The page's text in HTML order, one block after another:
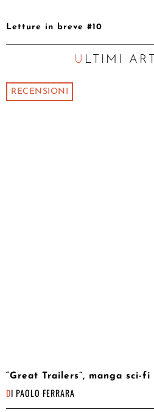
Letture in breve #10
ULTIMI
RECENSIONI
“Great Trailers”, manga sci-
DI PAOLO FERRARA